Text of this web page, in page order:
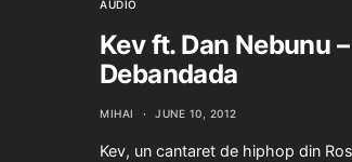
AUDIO
Kev ft. Dan Nebunu –
Debandada
MIHAI JUNE 10, 2012
Kev, un cantaret de hiphop din